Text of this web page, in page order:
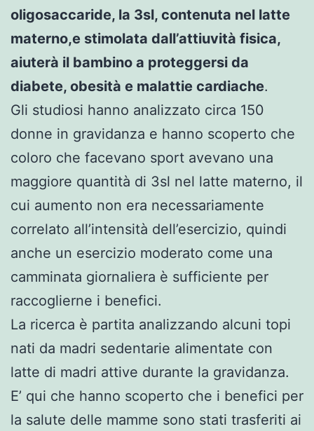
oligosaccaride, la 3sl, contenuta nel latte
materno,e stimolata dall’attiuvità fisica,
aiuterà il bambino a proteggersi da
diabete, obesità e malattie cardiache.
Gli studiosi hanno analizzato circa 150
donne in gravidanza e hanno scoperto che
coloro che facevano sport avevano una
maggiore quantità di 3sl nel latte materno, il
cui aumento non era necessariamente
correlato all’intensità dell’esercizio, quindi
anche un esercizio moderato come una
camminata giornaliera è sufficiente per
raccoglierne i benefici.
La ricerca è partita analizzando alcuni topi
nati da madri sedentarie alimentate con
latte di madri attive durante la gravidanza.
E’ qui che hanno scoperto che i benefici per
la salute delle mamme sono stati trasferiti ai